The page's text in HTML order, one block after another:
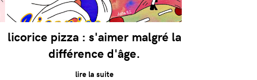
licorice pizza : s'aimer malgré la
différence d'âge.
lire la suite